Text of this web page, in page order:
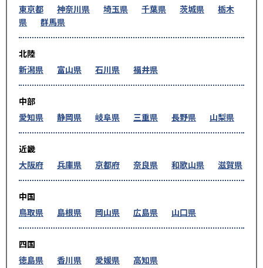
東京都
神奈川県 埼玉県 千葉県 茨城県
栃木
県
群馬県
北陸
新潟県
富山県 石川県 福井県
中部
愛知県
静岡県 岐阜県 三重県 長野県 山梨県
近畿
大阪府
兵庫県 京都府 奈良県 和歌山県 滋賀県
中国
鳥取県
島根県 岡山県 広島県 山口県
四国
徳島県
香川県 愛媛県 高知県